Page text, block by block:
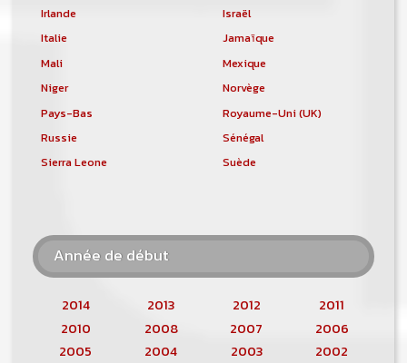
Irlande
Israël
Italie
Jamaïque
Mali
Mexique
Niger
Norvège
Pays-Bas
Royaume-Uni (UK)
Russie
Sénégal
Sierra Leone
Suède
Année de début
2014 2013 2012
2011
2010
2008 2007
2006
2005
2004 2003
2002